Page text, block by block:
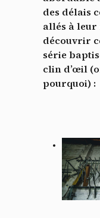
des délais
allés à
découvrir
série
clin d’œil
pourquoi) :